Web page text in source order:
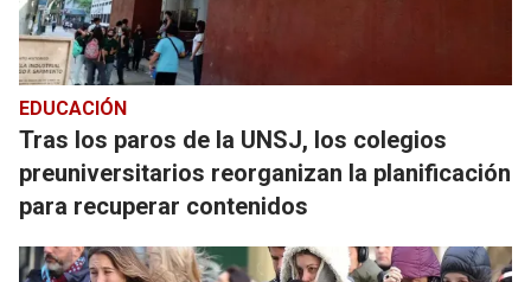
EDUCACIÓN
Tras los paros de la UNSJ, los colegios
preuniversitarios reorganizan la planificación
para recuperar contenidos